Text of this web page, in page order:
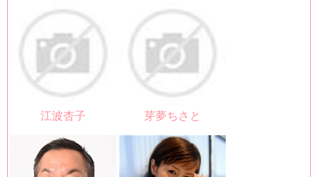
江波杏子 芽夢ちさと